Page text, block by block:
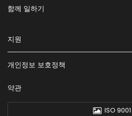
함께 일하기
지원
개인정보 보호정책
약관
ISO 9001